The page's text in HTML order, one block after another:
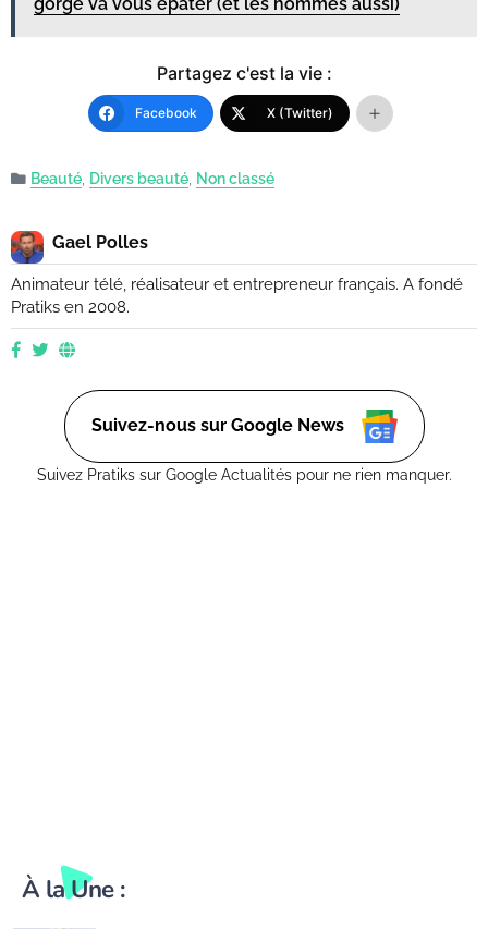
Partagez c'est la vie :
Facebook X (Twitter)
Beauté Divers beauté Non classé
Gael Polles
Animateur télé, réalisateur et entrepreneur français. A fondé
Pratiks en 2008.
Suivez-nous sur Google News
Suivez Pratiks sur Google Actualités pour ne rien manquer.
À la Une :